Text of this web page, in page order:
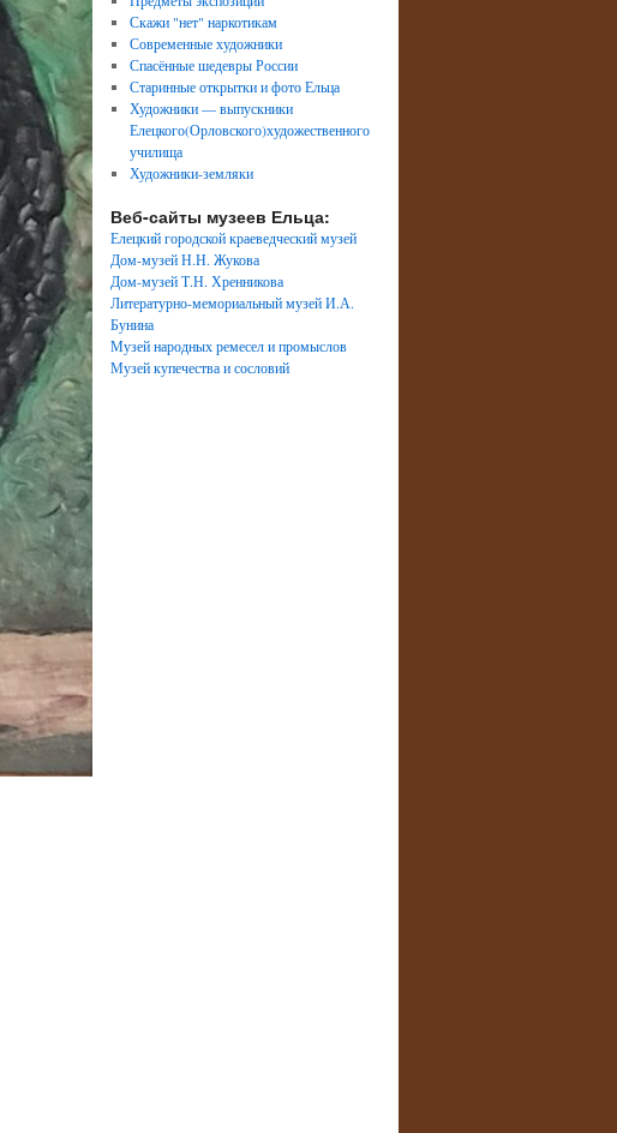
Скажи "нет" наркотикам
Современные художники
Спасённые шедевры России
Старинные открытки и фото Ельца
Художники — выпускники
Елецкого(Орловского)художественного
училища
Художники-земляки
Веб-сайты музеев Ельца:
Елецкий городской краеведческий музей
Дом-музей Н.Н. Жукова
Дом-музей Т.Н. Хренникова
Литературно-мемориальный музей И.А.
Бунина
Музей народных ремесел и промыслов
Музей купечества и сословий